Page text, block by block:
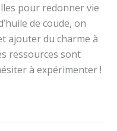
pour redonner vie
de coude, on
ajouter du charme à
ressources sont
à expérimenter !